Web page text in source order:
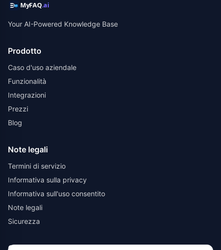
Your AI-Powered Knowledge Base
Prodotto
Caso d'uso aziendale
Funzionalità
Integrazioni
Prezzi
Blog
Note legali
Termini di servizio
Informativa sulla privacy
Informativa sull'uso consentito
Note legali
Sicurezza
Contatto